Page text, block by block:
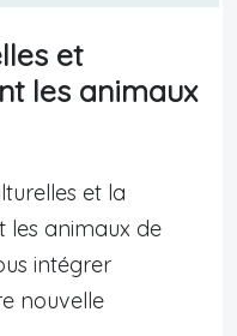
et
les animaux
et la
les animaux de
intégrer
nouvelle